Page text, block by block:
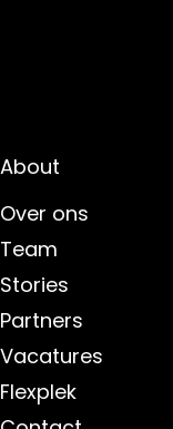
About
Over ons
Team
Stories
Partners
Vacatures
Flexplek